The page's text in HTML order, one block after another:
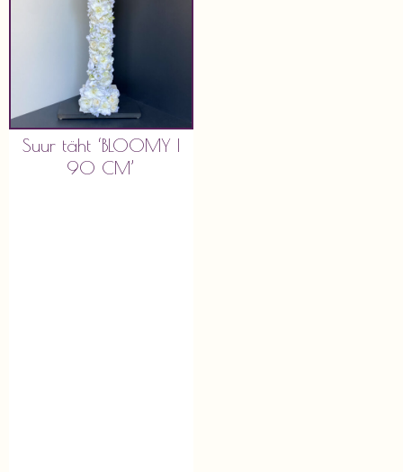
Suur täht ‘BLOOMY I
90 CM’